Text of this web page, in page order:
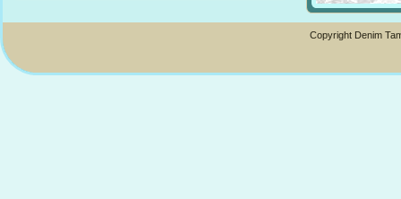
Copyright Denim